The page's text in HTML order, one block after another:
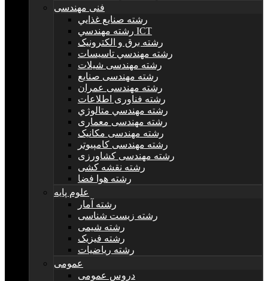
فنی مهندسی
رشته صنايع غذايي
رشته مهندسي ICT
رشته برق و الکترونيک
رشته مهندسي تاسيسات
رشته مهندسی شیلات
رشته مهندسی صنایع
رشته مهندسی عمران
رشته فناوری اطلاعات
رشته مهندسي متالوژي
رشته مهندسی معماری
رشته مهندسی مکانیک
رشته مهندسی کامپیوتر
رشته مهندسی کشاورزی
رشته نقشه کشی
رشته هوا فضا
علوم پایه
رشته آمار
رشته زیست شناسی
رشته شیمی
رشته فیزیک
رشته ریاضیات
عمومی
دروس عمومی